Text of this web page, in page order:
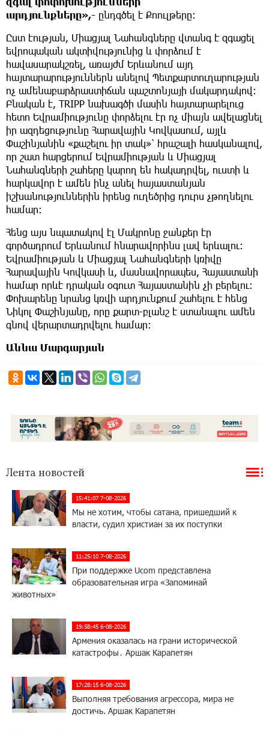
արդյունքները»,- ընդգծել է Քոուլթերը։
Ըստ էության, Միացյալ Նահանգները վտանգ է զգացել
եվրոպական ակտիվությունից և փորձում է
հավասարակշռել, առայժմ Երևանում այդ
հայտարարություններն անելով Պետքարտուղարության
ոչ ամենաբարձրաստիճան պաշտոնյայի մակարդակով։
Բնական է, TRIPP նախագծի մասին հայտարարելուց
հետո Եվրամիությունը փորձելու էր ոչ միայն ավելացնել
իր ազդեցությունը Հարավային Կովկասում, այլև
Փաշինյանին «քաշելու իր տակ»՝ հրաշալի հասկանալով,
որ շատ հարցերում Եվրամիության և Միացյալ
Նահանգների շահերը կարող են հակադրվել, ուստի և
հարկավոր է ամեն ինչ անել հայաստանյան
իշխանություններին իրենց ուղեծրից դուրս չթողնելու
համար։
Հենց այս նպատակով էլ Մակրոնը ջանքեր էր
գործադրում Երևանում հնարավորինս լավ երևալու։
Եվրամիության և Միացյալ Նահանգների կռիվը
Հարավային Կովկասի և, մասնավորապես, Հայաստանի
համար որևէ դրական օգուտ Հայաստանին չի բերելու։
Փոխարենը նրանց կռվի արդյունքում շահելու է հենց
Նիկոլ Փաշինյանը, որը քարտ-բլանշ է ստանալու ամեն
գնով վերարտադրվելու համար։
Աննա Մարգարյան
Лента новостей
15:41:07 7-08-2026
Мы не хотим, чтобы сатана, пришедший к
власти, судил христиан за их поступки
11:25:10 7-08-2026
При поддержке Ucom представлена
образовательная игра «Запоминай
животных»
19:58:45 6-08-2026
Армения оказалась на грани исторической
катастрофы․ Аршак Карапетян
17:28:15 6-08-2026
Выполняя требования агрессора, мира не
достичь. Аршак Карапетян